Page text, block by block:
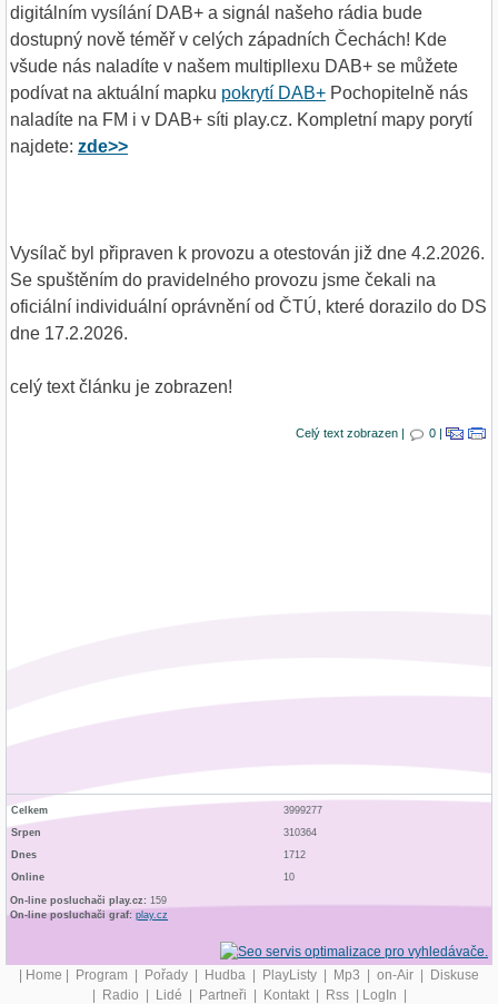
digitálním vysílání DAB+ a signál našeho rádia bude
dostupný nově téměř v celých západních Čechách! Kde
všude nás naladíte v našem multipllexu DAB+ se můžete
podívat na aktuální mapku pokrytí DAB+ Pochopitelně nás
naladíte na FM i v DAB+ síti play.cz. Kompletní mapy porytí
najdete: zde>>
Vysílač byl připraven k provozu a otestován již dne 4.2.2026.
Se spuštěním do pravidelného provozu jsme čekali na
oficiální individuální oprávnění od ČTÚ, které dorazilo do DS
dne 17.2.2026.
celý text článku je zobrazen!
Celý text zobrazen | 0 |
Celkem
3999277
Srpen
310364
Dnes
1712
Online
10
On-line posluchači play.cz: 159
On-line posluchači graf: play.cz
| Home | Program | Pořady | Hudba | PlayListy | Mp3 | on-Air | Diskuse
| Radio | Lidé | Partneři | Kontakt | Rss | LogIn |